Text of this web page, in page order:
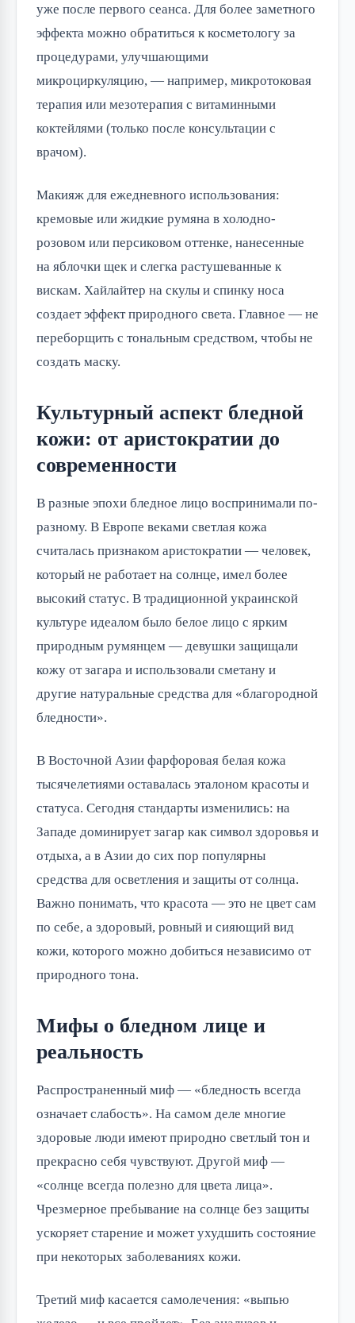
уже после первого сеанса. Для более заметного
эффекта можно обратиться к косметологу за
процедурами, улучшающими
микроциркуляцию, — например, микротоковая
терапия или мезотерапия с витаминными
коктейлями (только после консультации с
врачом).
Макияж для ежедневного использования:
кремовые или жидкие румяна в холодно-
розовом или персиковом оттенке, нанесенные
на яблочки щек и слегка растушеванные к
вискам. Хайлайтер на скулы и спинку носа
создает эффект природного света. Главное — не
переборщить с тональным средством, чтобы не
создать маску.
Культурный аспект бледной
кожи: от аристократии до
современности
В разные эпохи бледное лицо воспринимали по-
разному. В Европе веками светлая кожа
считалась признаком аристократии — человек,
который не работает на солнце, имел более
высокий статус. В традиционной украинской
культуре идеалом было белое лицо с ярким
природным румянцем — девушки защищали
кожу от загара и использовали сметану и
другие натуральные средства для «благородной
бледности».
В Восточной Азии фарфоровая белая кожа
тысячелетиями оставалась эталоном красоты и
статуса. Сегодня стандарты изменились: на
Западе доминирует загар как символ здоровья и
отдыха, а в Азии до сих пор популярны
средства для осветления и защиты от солнца.
Важно понимать, что красота — это не цвет сам
по себе, а здоровый, ровный и сияющий вид
кожи, которого можно добиться независимо от
природного тона.
Мифы о бледном лице и
реальность
Распространенный миф — «бледность всегда
означает слабость». На самом деле многие
здоровые люди имеют природно светлый тон и
прекрасно себя чувствуют. Другой миф —
«солнце всегда полезно для цвета лица».
Чрезмерное пребывание на солнце без защиты
ускоряет старение и может ухудшить состояние
при некоторых заболеваниях кожи.
Третий миф касается самолечения: «выпью